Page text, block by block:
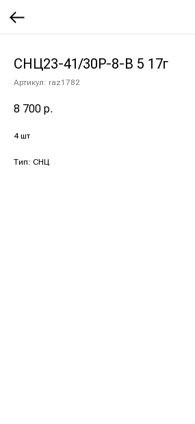
СНЦ23-41/30Р-8-В 5 17г
Артикул: raz1782
8 700 р.
4 шт
Тип: СНЦ